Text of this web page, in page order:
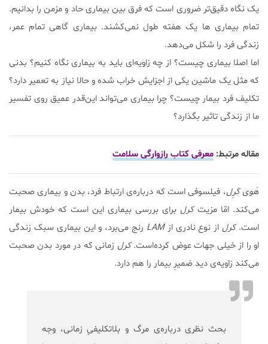
یک نگاه دقیق‌تر ضروری است که فرق بین بیماری حاد و مزمن را بدانیم.
تمام بیماری ‌ها یک هفته طول نمی‌کشند. بیماری گاهی تمام عمر،
زندگی فرد را شکل می‌دهد.
اما اصلا بیماری چیست؟ از چه زاویه‌ای باید به بیماری نگاه کنیم؟ بدنی
که مثل یک ماشین یکی از اجزایش خراب شده و حالا نیاز به تعمیر دارد؟
تکلیف فرد بیمار چیست؟ چرا بیماری می‌تواند این‌قدر عمیق روی‌ تفسیر
ما از زندگی تاثیر بگذارد؟
مقاله مرتبط: معرفی کتاب رازوارگی سلامت
هَوی کَرِل، فیلسوفی است که درباره‌ی ارتباط فرد، بدن و بیماری صحبت
می‌کند. امّا مزیتکرل برای بررسی بیماری این است که خودش بیمار
است.کرل از نوع نادری ازLAM رنج می‌برد، و این بیماری سبک زندگی
او را از خیلی جهات عوض کرده‌‌است.کرل زمانی که در مورد بدن صحبت
می‌کند زاویه‌ی دید ضمیرِ بیمار را هم دارد.
بحث نظری درباره‌ی مرگ و بلاتکلیفیِ زمانی، وجه